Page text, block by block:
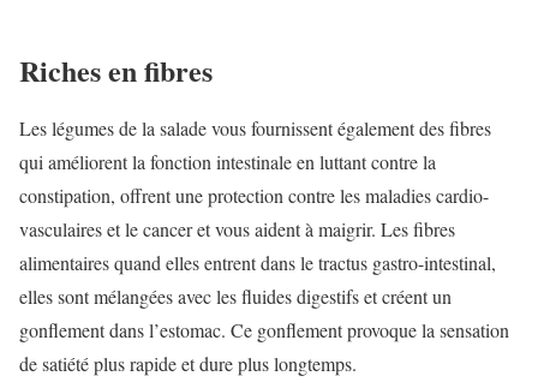
Riches en fibres
Les légumes de la salade vous fournissent également des fibres
qui améliorent la fonction intestinale en luttant contre la
constipation, offrent une protection contre les maladies cardio-
vasculaires et le cancer et vous aident à maigrir. Les fibres
alimentaires quand elles entrent dans le tractus gastro-intestinal,
elles sont mélangées avec les fluides digestifs et créent un
gonflement dans l’estomac. Ce gonflement provoque la sensation
de satiété plus rapide et dure plus longtemps.